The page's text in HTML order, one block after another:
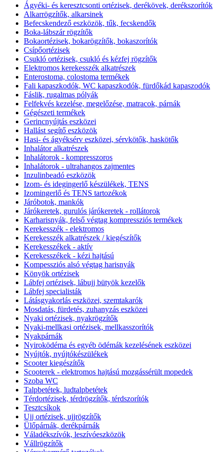
Ágyéki- és keresztcsonti ortézisek, derékövek, derékszorítók
Alkarrögzítők, alkarsinek
Befecskendező eszközök, tűk, fecskendők
Boka-lábszár rögzítők
Bokaortézisek, bokarögzítők, bokaszorítók
Csípőortézisek
Csukló ortézisek, csukló és kézfej rögzítők
Elektromos kerekesszék alkatrészek
Enterostoma, colostoma termékek
Fali kapaszkodók, WC kapaszkodók, fürdőkád kapaszodók
Fáslik, rugalmas pólyák
Felfekvés kezelése, megelőzése, matracok, párnák
Gégészeti termékek
Gerincnyújtás eszközei
Hallást segítő eszközök
Hasi- és ágyéksérv eszközei, sérvkötők, haskötők
Inhalátor alkatrészek
Inhalátorok - kompresszoros
Inhalátorok - ultrahangos zajmentes
Inzulinbeadó eszközök
Izom- és idegingerlő készülékek, TENS
Izomingerlő és TENS tartozékok
Járóbotok, mankók
Járókeretek, gurulós járókeretek - rollátorok
Karharisnyák, felső végtag kompressziós termékek
Kerekesszék - elektromos
Kerekesszék alkatrészek / kiegészítők
Kerekesszékek - aktív
Kerekesszékek - kézi hajtású
Kompessziós alsó végtag harisnyák
Könyök ortézisek
Lábfej ortézisek, lábujj bütyök kezelők
Lábfej specialisták
Látásgyakorlás eszközei, szemtakarók
Mosdatás, fürdetés, zuhanyzás eszközei
Nyaki ortézisek, nyakrögzítők
Nyaki-mellkasi ortézisek, mellkasszorítók
Nyakpárnák
Nyiroködéma és egyéb ödémák kezelésének eszközei
Nyújtók, nyújtókészülékek
Scooter kiegészítők
Scooterek - elektromos hajtású mozgássérült mopedek
Szoba WC
Talpbetétek, ludtalpbetétek
Térdortézisek, térdrögzítők, térdszorítók
Tesztcsíkok
Ujj ortézisek, ujjrögzítők
Ülőpárnák, derékpárnák
Váladékszívók, leszívóeszközök
Vállrögzítők